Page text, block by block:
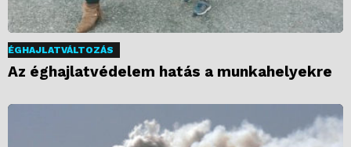
ÉGHAJLATVÁLTOZÁS
Az éghajlatvédelem hatás a munkahelyekre